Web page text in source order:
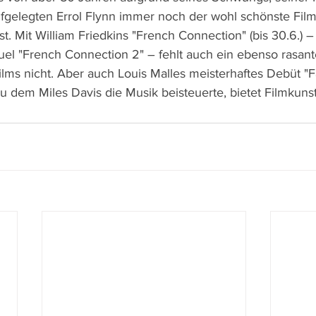
Errol Flynn immer noch der wohl schönste
Mit William Friedkins "French Connection" (bis 30.6.)
"French Connection 2" – fehlt auch ein ebenso
nicht. Aber auch Louis Malles meisterhaftes Debüt
dem Miles Davis die Musik beisteuerte, bietet